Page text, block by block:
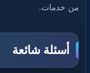
من خدمات.
أسئلة شائعة